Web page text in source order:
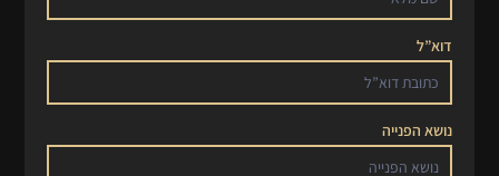
דוא”ל
נושא הפנייה